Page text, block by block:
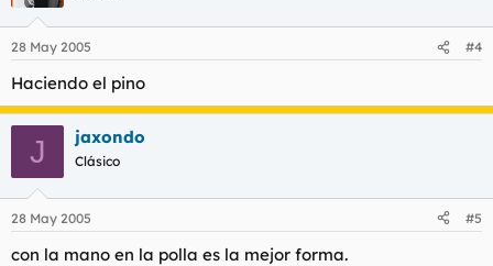
28 May 2005 #4
Haciendo el pino
J jaxondo
Clásico
28 May 2005 #5
con la mano en la polla es la mejor forma.